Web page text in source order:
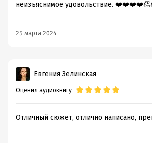
неизъяснимое удовольствие.
25 марта 2024
Евгения Зелинская
Оценил аудиокнигу
Отличный сюжет, отлично написано,